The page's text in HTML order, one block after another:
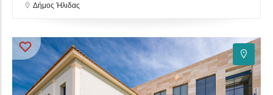
Δήμος Ήλιδας